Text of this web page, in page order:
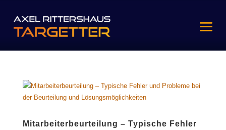
Mitarbeiterbeurteilung – Typische Fehler